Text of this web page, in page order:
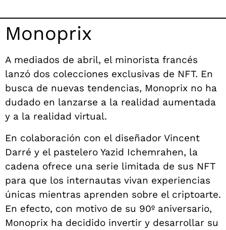
Monoprix
A mediados de abril, el minorista francés
lanzó dos colecciones exclusivas de NFT. En
busca de nuevas tendencias, Monoprix no ha
dudado en lanzarse a la realidad aumentada
y a la realidad virtual.
En colaboración con el diseñador Vincent
Darré y el pastelero Yazid Ichemrahen, la
cadena ofrece una serie limitada de sus NFT
para que los internautas vivan experiencias
únicas mientras aprenden sobre el criptoarte.
En efecto, con motivo de su 90º aniversario,
Monoprix ha decidido invertir y desarrollar su